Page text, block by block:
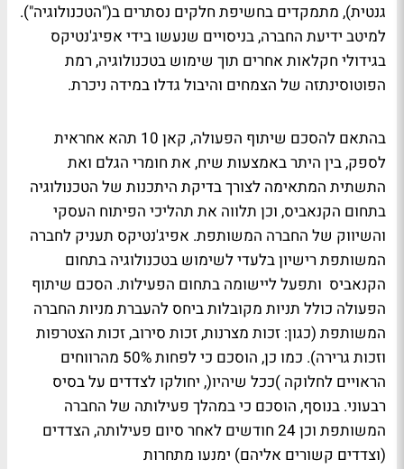
גנטית), מתמקדים בחשיפת חלקים נסתרים ב("הטכנולוגיה").
למיטב ידיעת החברה, בניסויים שנעשו בידי אפיג'נטיקס
בגידולי חקלאות אחרים תוך שימוש בטכנולוגיה, רמת
הפוטוסינתזה של הצמחים והיבול גדלו במידה ניכרת.
בהתאם להסכם שיתוף הפעולה, קאן 10 תהא אחראית
לספק, בין היתר באמצעות שיח, את חומרי הגלם ואת
התשתית המתאימה לצורך בדיקת היתכנות של הטכנולוגיה
בתחום הקנאביס, וכן תלווה את תהליכי הפיתוח העסקי
והשיווק של החברה המשותפת. אפיג'נטיקס תעניק לחברה
המשותפת רישיון בלעדי לשימוש בטכנולוגיה בתחום
הקנאביס ותפעל ליישומה בתחום הפעילות. הסכם שיתוף
הפעולה כולל תניות מקובלות ביחס להעברת מניות החברה
המשותפת (כגון: זכות מצרנות, זכות סירוב, זכות הצטרפות
וזכות גרירה). כמו כן, הוסכם כי לפחות 50% מהרווחים
הראויים לחלוקה )ככל שיהיו(, יחולקו לצדדים על בסיס
רבעוני. בנוסף, הוסכם כי במהלך פעילותה של החברה
המשותפת וכן 24 חודשים לאחר סיום פעילותה, הצדדים
(וצדדים קשורים אליהם) ימנעו מתחרות